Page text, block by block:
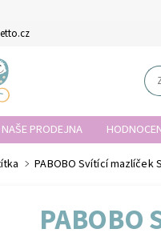
NAŠE PRODEJNA
PABOBO Svítící mazlíček
PABOBO